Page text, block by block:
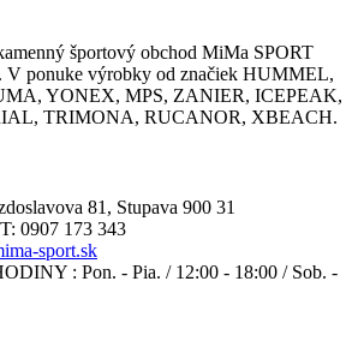
športový obchod MiMa SPORT
V ponuke výrobky od značiek HUMMEL,
YONEX, MPS, ZANIER, ICEPEAK,
TRIMONA, RUCANOR, XBEACH.
81, Stupava 900 31
0907 173 343
sport.sk
: Pon. - Pia. / 12:00 - 18:00 / Sob. -